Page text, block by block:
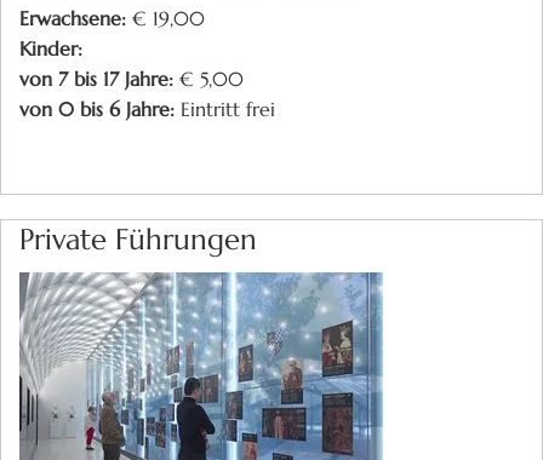
Erwachsene: € 19,00
Kinder:
von 7 bis 17 Jahre: € 5,00
von 0 bis 6 Jahre: Eintritt frei
Private Führungen